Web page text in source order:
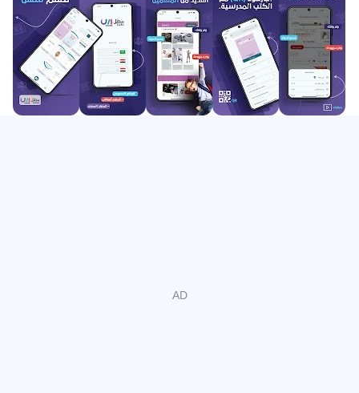
đảm bảo cung cấp toàn diện tất cả các chương trình giảng
dạy. Cho dù bạn đang tìm kiếm lời giải thích đơn giản cho
một khái niệm phức tạp hay giải pháp cho một bài tập khó,
bạn sẽ tìm thấy nó trên nền tảng của chúng tôi. Chúng tôi
tin rằng giáo dục nên có sẵn cho tất cả mọi người, bất cứ
lúc nào.”